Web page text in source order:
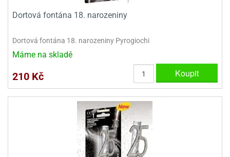
Dortová fontána 18. narozeniny
Dortová fontána 18. narozeniny Pyrogiochi
Máme na skladě
210 Kč Koupit